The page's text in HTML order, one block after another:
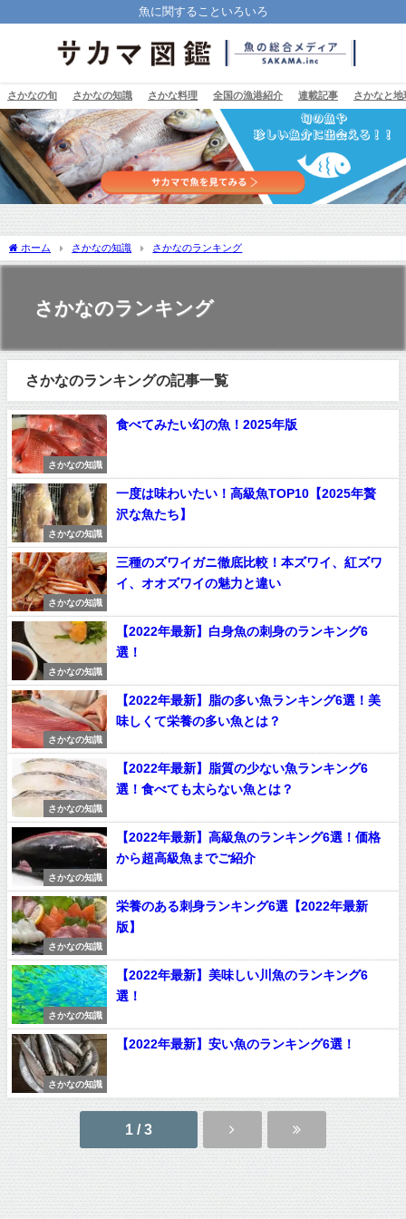
魚に関することいろいろ
さかなの旬 さかなの知識 さかな料理 全国の漁港紹介 連載記事 さかなと地
ホーム さかなの知識 さかなのランキング
さかなのランキング
さかなのランキングの記事一覧
さかなの知識
食べてみたい幻の魚！2025年版
さかなの知識
一度は味わいたい！高級魚TOP10【2025年贅
沢な魚たち】
さかなの知識
三種のズワイガニ徹底比較！本ズワイ、紅ズワ
イ、オオズワイの魅力と違い
さかなの知識
【2022年最新】白身魚の刺身のランキング6
選！
さかなの知識
【2022年最新】脂の多い魚ランキング6選！美
味しくて栄養の多い魚とは？
さかなの知識
【2022年最新】脂質の少ない魚ランキング6
選！食べても太らない魚とは？
さかなの知識
【2022年最新】高級魚のランキング6選！価格
から超高級魚までご紹介
さかなの知識
栄養のある刺身ランキング6選【2022年最新
版】
さかなの知識
【2022年最新】美味しい川魚のランキング6
選！
さかなの知識
【2022年最新】安い魚のランキング6選！
1 / 3